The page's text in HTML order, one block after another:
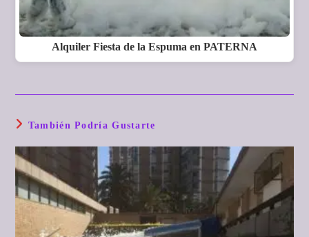
Alquiler Fiesta de la Espuma en PATERNA
También Podría Gustarte